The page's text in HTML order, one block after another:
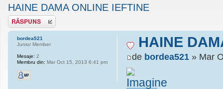
HAINE DAMA ONLINE IEFTINE
Scrie un răspuns
HAINE
de bordea521 » Mar
bordea521
Junior Member
Mesaje: 2
Membru din: Mar Oct 15, 2013 6:41 pm